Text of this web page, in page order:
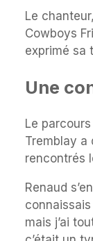
Le
Cowboys
exprimé sa
Une
Le
Tremblay a
rencontrés
Renaud
mais j’ai